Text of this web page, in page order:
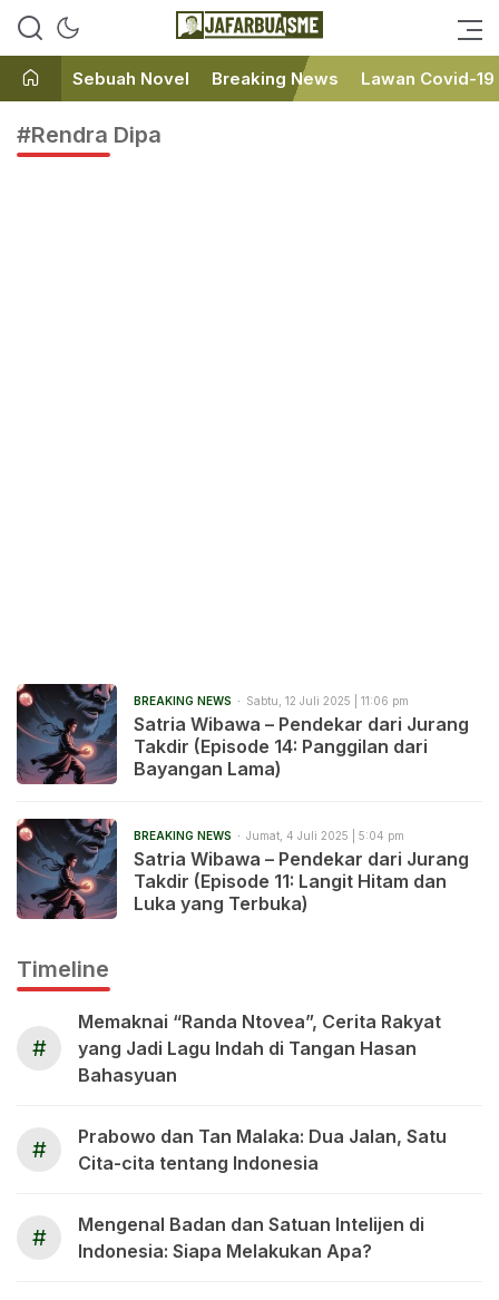
JafarBua
Ini bukan Media Online, Ini
Sebuah Novel Breaking News Lawan Covid-19
#Rendra Dipa
BREAKING NEWS Sabtu, 12 Juli 2025 | 11:06 pm
Satria Wibawa – Pendekar dari Jurang
Takdir (Episode 14: Panggilan dari
Bayangan Lama)
BREAKING NEWS Jumat, 4 Juli 2025 | 5:04 pm
Satria Wibawa – Pendekar dari Jurang
Takdir (Episode 11: Langit Hitam dan
Luka yang Terbuka)
Timeline
#
Memaknai “Randa Ntovea”, Cerita Rakyat
yang Jadi Lagu Indah di Tangan Hasan
Bahasyuan
#
Prabowo dan Tan Malaka: Dua Jalan, Satu
Cita-cita tentang Indonesia
#
Mengenal Badan dan Satuan Intelijen di
Indonesia: Siapa Melakukan Apa?